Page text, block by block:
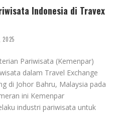
Indonesia di Travex
2025
Pariwisata (Kemenpar)
dalam Travel Exchange
di Johor Bahru, Malaysia pada
ini Kemenpar
industri pariwisata untuk